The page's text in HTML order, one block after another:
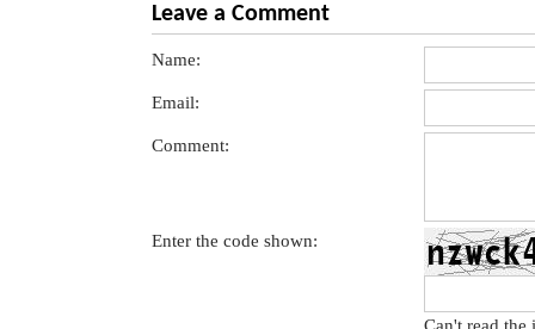
Leave a Comment
Name:
Email:
Comment:
Enter the code shown: